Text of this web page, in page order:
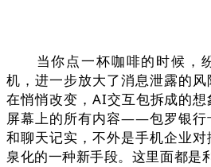
当你点一杯咖啡的时候，
机，进一步放大了消息泄露的
在悄悄改变，AI交互包拆成的
屏幕上的所有内容——包罗银行
和聊天记实，不外是手机企业
泉化的一种新手段。这里面都是